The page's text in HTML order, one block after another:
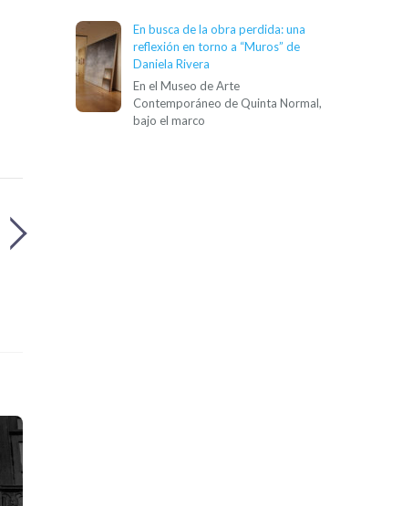
En busca de la obra perdida: una
reflexión en torno a “Muros” de
Daniela Rivera
En el Museo de Arte
Contemporáneo de Quinta Normal,
bajo el marco